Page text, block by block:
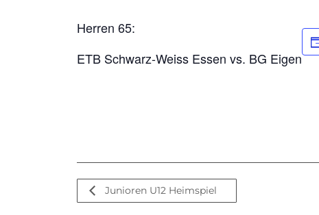
Herren 65:
ETB Schwarz-Weiss Essen vs. BG Eigen
Junioren U12 Heimspiel